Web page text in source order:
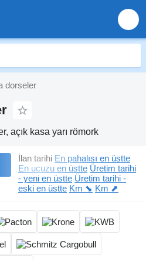
dorseler
açık kasa yarı römork
İlan tarihi En pahalısı en üstte
En ucuzu en üstte Üretim tarihi
- yeni en üstte Üretim tarihi -
eski en üstte Km ⬊ Km ⬈